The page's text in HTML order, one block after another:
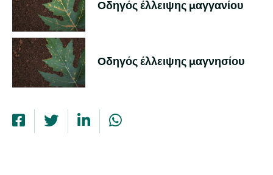
Οδηγός έλλειψης μαγγανίου
Οδηγός έλλειψης μαγνησίου